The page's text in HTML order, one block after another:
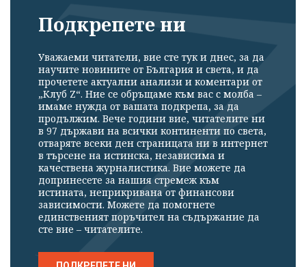
Подкрепете ни
Уважаеми читатели, вие сте тук и днес, за да
научите новините от България и света, и да
прочетете актуални анализи и коментари от
„Клуб Z“. Ние се обръщаме към вас с молба –
имаме нужда от вашата подкрепа, за да
продължим. Вече години вие, читателите ни
в 97 държави на всички континенти по света,
отваряте всеки ден страницата ни в интернет
в търсене на истинска, независима и
качествена журналистика. Вие можете да
допринесете за нашия стремеж към
истината, неприкривана от финансови
зависимости. Можете да помогнете
единственият поръчител на съдържание да
сте вие – читателите.